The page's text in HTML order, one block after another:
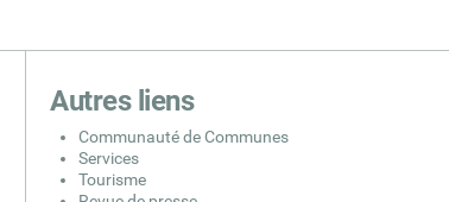
Autres liens
Communauté de Communes
Services
Tourisme